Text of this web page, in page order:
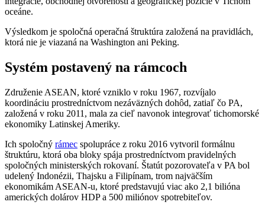
oceáne.
Výsledkom je spoločná operačná štruktúra založená na pravidlách,
ktorá nie je viazaná na Washington ani Peking.
Systém postavený na rámcoch
Združenie ASEAN, ktoré vzniklo v roku 1967, rozvíjalo
koordináciu prostredníctvom nezáväzných dohôd, zatiaľ čo PA,
založená v roku 2011, mala za cieľ navonok integrovať tichomorské
ekonomiky Latinskej Ameriky.
Ich spoločný rámec spolupráce z roku 2016 vytvoril formálnu
štruktúru, ktorá oba bloky spája prostredníctvom pravidelných
spoločných ministerských rokovaní. Štatút pozorovateľa v PA bol
udelený Indonézii, Thajsku a Filipínam, trom najväčším
ekonomikám ASEAN-u, ktoré predstavujú viac ako 2,1 bilióna
amerických dolárov HDP a 500 miliónov spotrebiteľov.